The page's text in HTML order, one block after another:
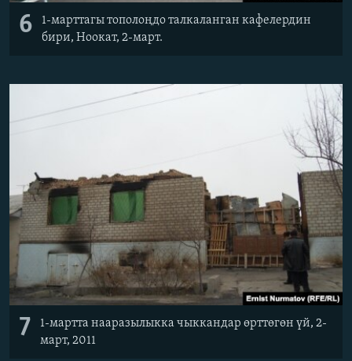
6
1-марттагы тополоңдо талкаланган кафелердин
бири, Ноокат, 2-март.
7
1-мартта нааразылыкка чыккандар өрттөгөн үй, 2-
март, 2011